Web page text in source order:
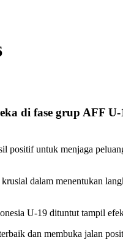
di fase grup AFF
positif untuk menjaga
dalam menentukan
U-19 dituntut tampil
dan membuka jalan